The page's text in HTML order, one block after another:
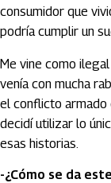
consumidor que
podría cumplir un
Me vine como
venía con mucha
el conflicto armado
decidí utilizar lo
esas historias.
-¿Cómo se da